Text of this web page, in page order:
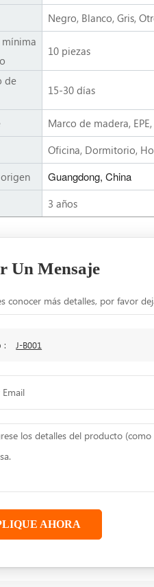
Negro, Blanco, Gris,
10 piezas
de
15-30 días
Marco de madera,
Oficina, Dormitorio,
Guangdong, China
3 años
Un Mensaje
conocer más detalles, por favor
: J-B001
AHORA